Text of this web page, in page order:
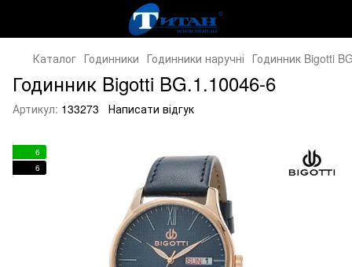
Каталог Годинники Годинники наручні Годинник Bigotti
Годинник Bigotti BG.1.10046-6
Артикул: 133273 Написати відгук
6
6